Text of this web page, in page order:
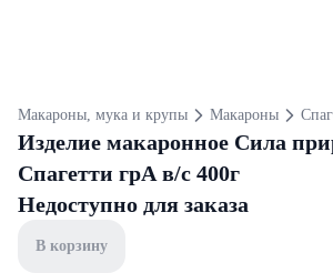
Макароны, мука и крупы Макароны
Изделие макаронное Сила
Спагетти грА в/с 400г
Недоступно для заказа
В корзину